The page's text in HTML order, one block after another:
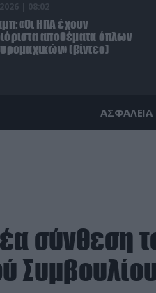
| 08:02
«Οι ΗΠΑ έχουν
αποθέματα όπλων
(βίντεο)
ΑΣΦΑΛΕΙΑ
σύνθεση